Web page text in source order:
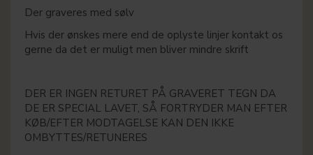
Der graveres med sølv
Hvis der ønskes mere end de oplyste linjer kontakt os
gerne da det er muligt men bliver mindre skrift
DER ER INGEN RETURET PÅ GRAVERET TEGN DA
DE ER SPECIAL LAVET, SÅ FORTRYDER MAN EFTER
KØB/EFTER MODTAGELSE KAN DEN IKKE
OMBYTTES/RETUNERES